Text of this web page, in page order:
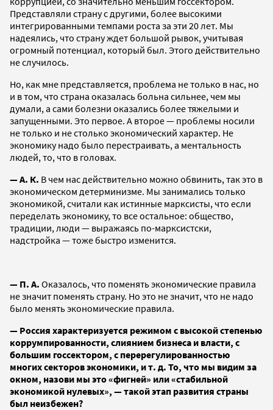
Представляли страну с другими, более высокими
интегрированными темпами роста за эти 20 лет. Мы
надеялись, что страну ждет большой рывок, учитывая
огромный потенциал, который был. Этого действительно
не случилось.
Но, как мне представляется, проблема не только в нас, но
и в том, что страна оказалась больна сильнее, чем мы
думали, а сами болезни оказались более тяжелыми и
запущенными. Это первое. А второе — проблемы носили
не только и не столько экономический характер. Не
экономику надо было перестраивать, а ментальность
людей, то, что в головах.
— А. К. В чем нас действительно можно обвинить, так это в
экономическом детерминизме. Мы занимались только
экономикой, считали как истинные марксисты, что если
переделать экономику, то все остальное: общество,
традиции, люди — выражаясь по-марксистски,
надстройка — тоже быстро изменится.
— П. А. Оказалось, что поменять экономические правила
не значит поменять страну. Но это не значит, что не надо
было менять экономические правила.
— Россия характеризуется режимом с высокой степенью
коррумпированности, слиянием бизнеса и власти, с
большим госсектором, с перерегулированностью
многих секторов экономики, и т. д. То, что мы видим за
окном, назови мы это «фигней» или «стабильной
экономикой нулевых», — такой этап развития страны
был неизбежен?